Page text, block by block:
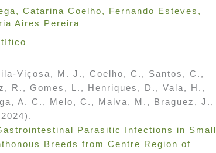
,Catarina Coelho, Fernando Esteves ,
Aires Pereira
Viçosa, M. J., Coelho, C., Santos, C.,
R., Gomes, L., Henriques, D., Vala, H.,
A. C., Melo, C., Malva, M., Braguez, J.,
Parasitic Infections in Small
Breeds from Centre Region of